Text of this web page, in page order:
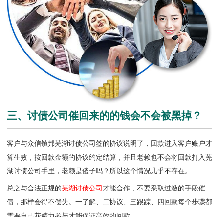
三、讨债公司催回来的的钱会不会被黑掉？
客户与众信镇邦芜湖讨债公司签的协议说明了，回款进入客户账户才
算生效，按回款金额的协议约定结算，并且老赖也不会将回款打入芜
湖讨债公司手里，老赖是傻子吗？所以这个情况几乎不存在。
总之与合法正规的芜湖讨债公司才能合作，不要采取过激的手段催
债，那样会得不偿失。一了解、二协议、三跟踪、四回款每个步骤都
需要自己花精力参与才能保证高效的回款。